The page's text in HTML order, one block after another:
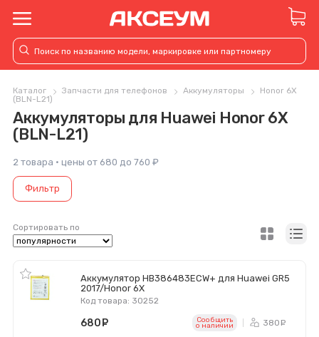
Каталог Запчасти для телефонов Аккумуляторы
Honor 6X
(BLN-L21)
Аккумуляторы для Huawei Honor 6X
(BLN-L21)
2 товара · цены от 680 до 760 ₽
Фильтр
Сортировать по
Аккумулятор HB386483ECW+ для Huawei GR5
2017/Honor 6X
Код товара: 30252
680 Сообщить
o наличии 380